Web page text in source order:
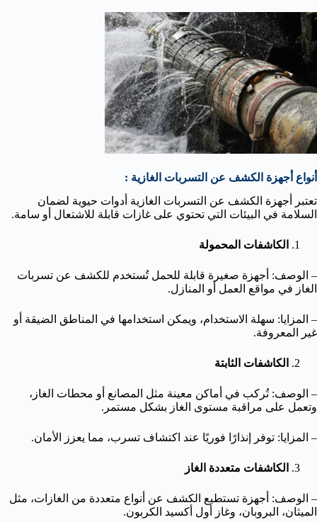
أنواع أجهزة الكشف عن التسربات الغازية :
تعتبر أجهزة الكشف عن التسربات الغازية أدوات حيوية لضمان
السلامة في البيئات التي تحتوي على غازات قابلة للاشتعال أو سامة.
الكاشفات المحمولة
– الوصف: أجهزة صغيرة قابلة للحمل تُستخدم للكشف عن تسربات
الغاز في مواقع العمل أو المنازل.
– المزايا: سهلة الاستخدام، ويمكن استخدامها في المناطق الضيقة أو
غير المعروفة.
الكاشفات الثابتة
– الوصف: تُركب في أماكن معينة مثل المصانع أو محطات الغاز،
وتعمل على مراقبة مستوى الغاز بشكل مستمر.
– المزايا: توفر إنذارًا فوريًا عند اكتشاف تسرب، مما يعزز الأمان.
الكاشفات متعددة الغاز
– الوصف: أجهزة تستطيع الكشف عن أنواع متعددة من الغازات، مثل
الميثان، البروبان، وغاز أول أكسيد الكربون.